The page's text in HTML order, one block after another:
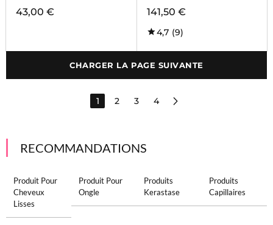
43,00 € 141,50 €
4,7 (9)
CHARGER LA PAGE SUIVANTE
1 2 3 4
RECOMMANDATIONS
Produit Pour
Cheveux
Lisses
Produit Pour
Ongle
Produits
Kerastase
Produits
Capillaires